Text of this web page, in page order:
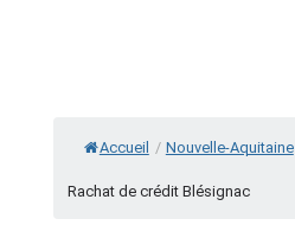
Accueil / Nouvelle-Aquitaine
Rachat de crédit Blésignac